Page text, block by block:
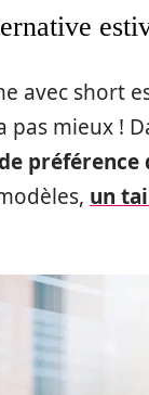
avec short
pas mieux !
préférence
un